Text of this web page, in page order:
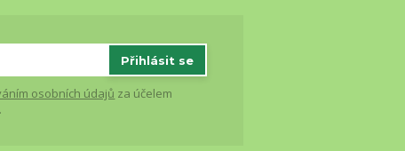
Přihlásit se
osobních údajů za účelem